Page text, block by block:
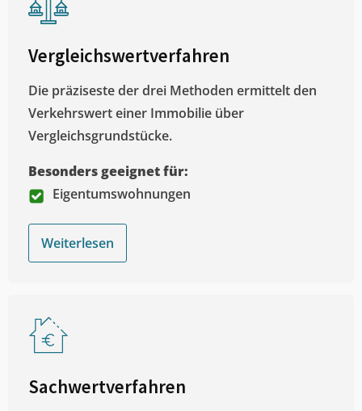
Vergleichswertverfahren
Die präziseste der drei Methoden ermittelt den
Verkehrswert einer Immobilie über
Vergleichsgrundstücke.
Besonders geeignet für:
Eigentumswohnungen
Weiterlesen
Sachwertverfahren